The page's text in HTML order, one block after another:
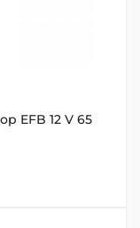
EFB 12 V 65